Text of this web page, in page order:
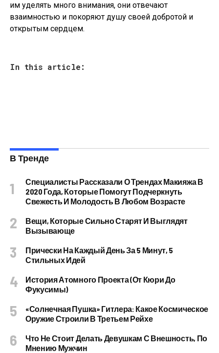
им уделять много внимания, они отвечают
взаимностью и покоряют душу своей добротой и
открытым сердцем.
In this article:
В Тренде
Специалисты Рассказали О Трендах Макияжа В
2020 Года, Которые Помогут Подчеркнуть
Свежесть И Молодость В Любом Возрасте
Вещи, Которые Сильно Старят И Выглядят
Вызывающе
Прически На Каждый День За 5 Минут, 5
Стильных Идей
История Атомного Проекта (от Кюри До
Фукусимы)
«Солнечная Пушка» Гитлера: Какое Космическое
Оружие Строили В Третьем Рейхе
Что Не Стоит Делать Девушкам С Внешность, По
Мнению Мужчин